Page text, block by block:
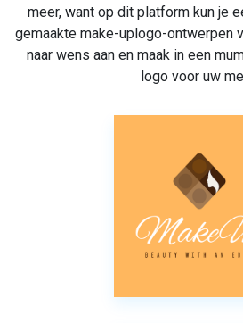
meer, want op dit platform kun je
gemaakte make-uplogo-ontwerpen
naar wens aan en maak in een
logo voor uw